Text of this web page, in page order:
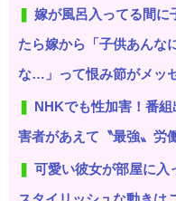
嫁が風呂入ってる間に
たら嫁から「子供あんな
な…」って恨み節がメッ
NHKでも性加害！番
害者があえて〝最強〟労
可愛い彼女が部屋に